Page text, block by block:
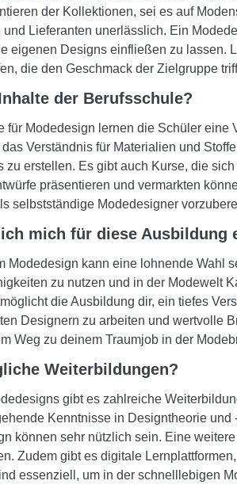
der Kollektionen, sei es auf
und Lieferanten unerlässlich. Ein
eigenen Designs einfließen zu lassen.
die den Geschmack der Zielgruppe
der Berufsschule?
für Modedesign lernen die Schüler
Verständnis für Materialien und
zu erstellen. Es gibt auch Kurse, die
präsentieren und vermarkten
selbstständige Modedesigner
mich für diese Ausbildung
Modedesign kann eine lohnende Wahl
zu nutzen und in der Modewelt
die Ausbildung dir, ein tiefes
Designern zu arbeiten und wertvolle
Weg zu deinem Traumjob in der
Weiterbildungen?
gibt es zahlreiche
Kenntnisse in Designtheorie
können sehr nützlich sein. Eine
Zudem gibt es digitale
essenziell, um in der schnelllebigen